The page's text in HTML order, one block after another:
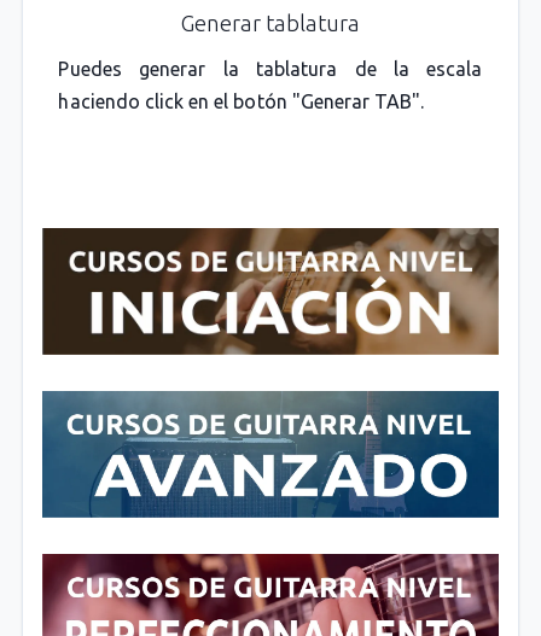
Generar tablatura
Puedes generar la tablatura de la escala
haciendo click en el botón "Generar TAB".